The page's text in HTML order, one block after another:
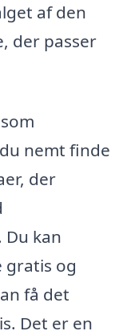
af den
der passer
nemt finde
der
Du kan
og
få det
Det er en